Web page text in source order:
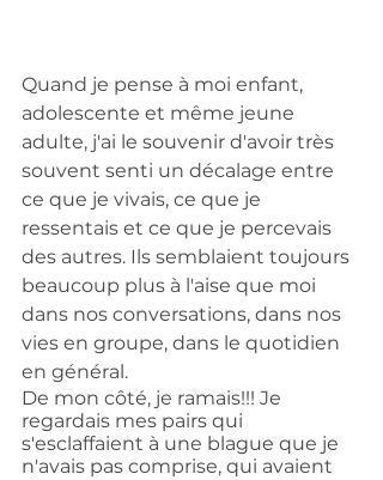
Quand je pense à moi enfant,
adolescente et même jeune
adulte, j'ai le souvenir d'avoir très
souvent senti un décalage entre
ce que je vivais, ce que je
ressentais et ce que je percevais
des autres. Ils semblaient toujours
beaucoup plus à l'aise que moi
dans nos conversations, dans nos
vies en groupe, dans le quotidien
en général.
De mon côté, je ramais!!! Je
regardais mes pairs qui
s'esclaffaient à une blague que je
n'avais pas comprise, qui avaient